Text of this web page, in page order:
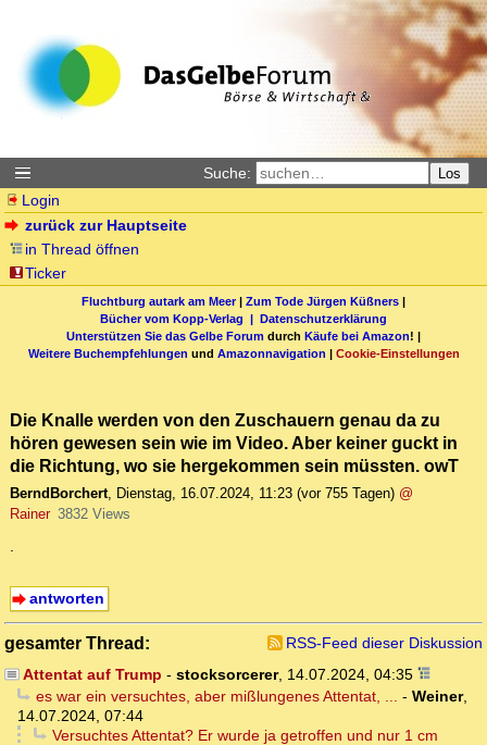
Suche: Los
Login
zurück zur Hauptseite
in Thread öffnen
Ticker
Fluchtburg autark am Meer| Zum Tode Jürgen Küßners |
Bücher vom Kopp-Verlag | Datenschutzerklärung
Unterstützen Sie das Gelbe Forum durch Käufe bei Amazon! |
Weitere Buchempfehlungen und Amazonnavigation | Cookie-Einstellungen
Die Knalle werden von den Zuschauern genau da zu
hören gewesen sein wie im Video. Aber keiner guckt in
die Richtung, wo sie hergekommen sein müssten. owT
BerndBorchert, Dienstag, 16.07.2024, 11:23 (vor 755 Tagen) @
Rainer 3832 Views
.
antworten
gesamter Thread:
RSS-Feed dieser Diskussion
Attentat auf Trump - stocksorcerer, 14.07.2024, 04:35
es war ein versuchtes, aber mißlungenes Attentat, ... - Weiner,
14.07.2024, 07:44
Versuchtes Attentat? Er wurde ja getroffen und nur 1 cm